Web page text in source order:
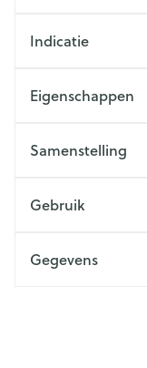
Indicatie
Eigenschappen
Samenstelling
Gebruik
Gegevens